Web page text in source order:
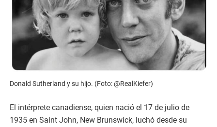
Donald Sutherland y su hijo. (Foto: @RealKiefer)
El intérprete canadiense, quien nació el 17 de julio de
1935 en Saint John, New Brunswick, luchó desde su